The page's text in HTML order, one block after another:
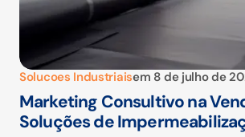
Solucoes Industriaisem 8 de julho de
Marketing Consultivo na
Soluções de